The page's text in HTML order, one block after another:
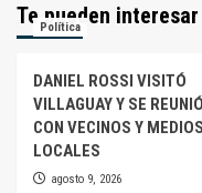
Te pueden interesar
Política
DANIEL ROSSI VISITÓ
VILLAGUAY Y SE REUNIÓ
CON VECINOS Y MEDIOS
LOCALES
agosto 9, 2026